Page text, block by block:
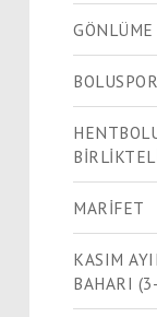
MARİFET
KASIM
BAHARI